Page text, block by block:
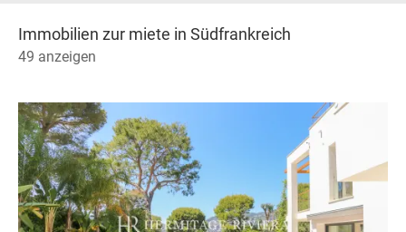
Immobilien zur miete in Südfrankreich
49 anzeigen